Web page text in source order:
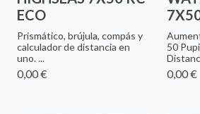
ECO
Prismático, brújula, compás y
calculador de distancia en
uno. ...
0,00 €
50
0,00 €